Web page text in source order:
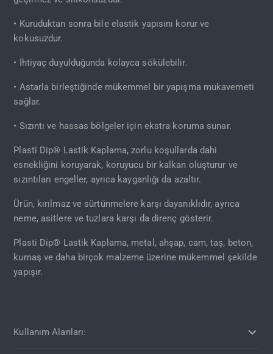
• Kuruduktan sonra bile elastik yapısını korur ve
kokusuzdur.
• İhtiyaç duyulduğunda kolayca sökülebilir.
• Astarla birleştiğinde mükemmel bir yapışma mukavemeti
sağlar.
• Sızıntı ve hassas bölgeler için ekstra koruma sunar.
Plasti Dip® Lastik Kaplama, zorlu koşullarda dahi
esnekliğini koruyarak, koruyucu bir kalkan oluşturur ve
sızıntıları engeller, ayrıca kayganlığı da azaltır.
Ürün, kırılmaz ve sürtünmelere karşı dayanıklıdır, ayrıca
neme, asitlere ve tuzlara karşı da direnç gösterir.
Plasti Dip® Lastik Kaplama, metal, ahşap, cam, taş, beton,
kumaş ve daha birçok malzeme üzerine mükemmel şekilde
yapışır.
Kullanım Alanları: